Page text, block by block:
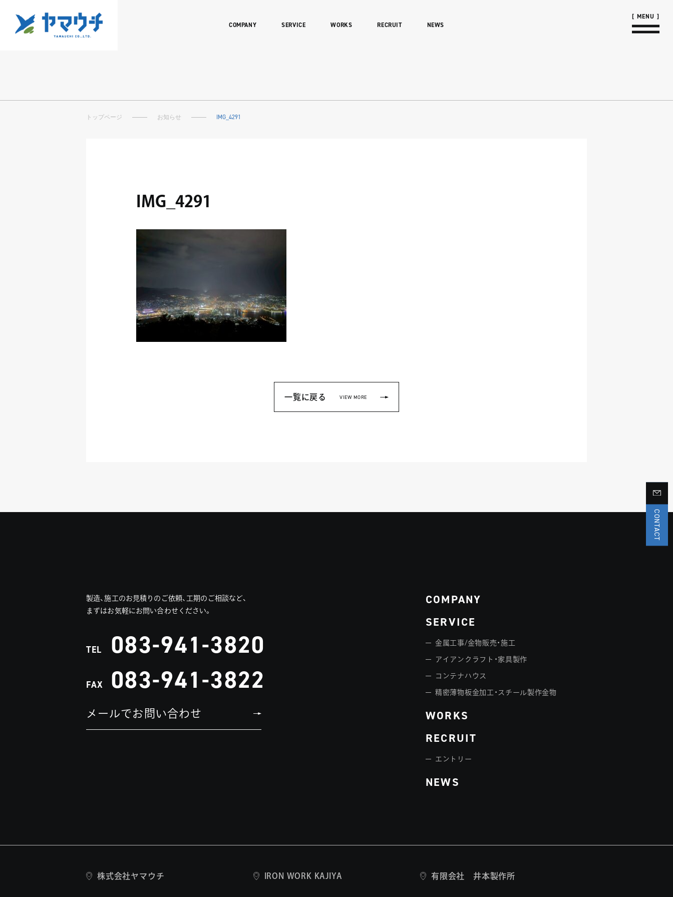
COMPANY SERVICE WORKS RECRUIT NEWS
トップページ お知らせ IMG_4291
IMG_4291
一覧に戻る VIEW MORE
CONTACT
製造、施工のお見積りのご依頼、工期のご相談など、
まずはお気軽にお問い合わせください。
TEL 083-941-3820
FAX 083-941-3822
メールでお問い合わせ
COMPANY
SERVICE
金属工事/金物販売・施工
アイアンクラフト・家具製作
コンテナハウス
精密薄物板金加工・スチール製作金物
WORKS
RECRUIT
エントリー
NEWS
株式会社ヤマウチ IRON WORK KAJIYA 有限会社 井本製作所